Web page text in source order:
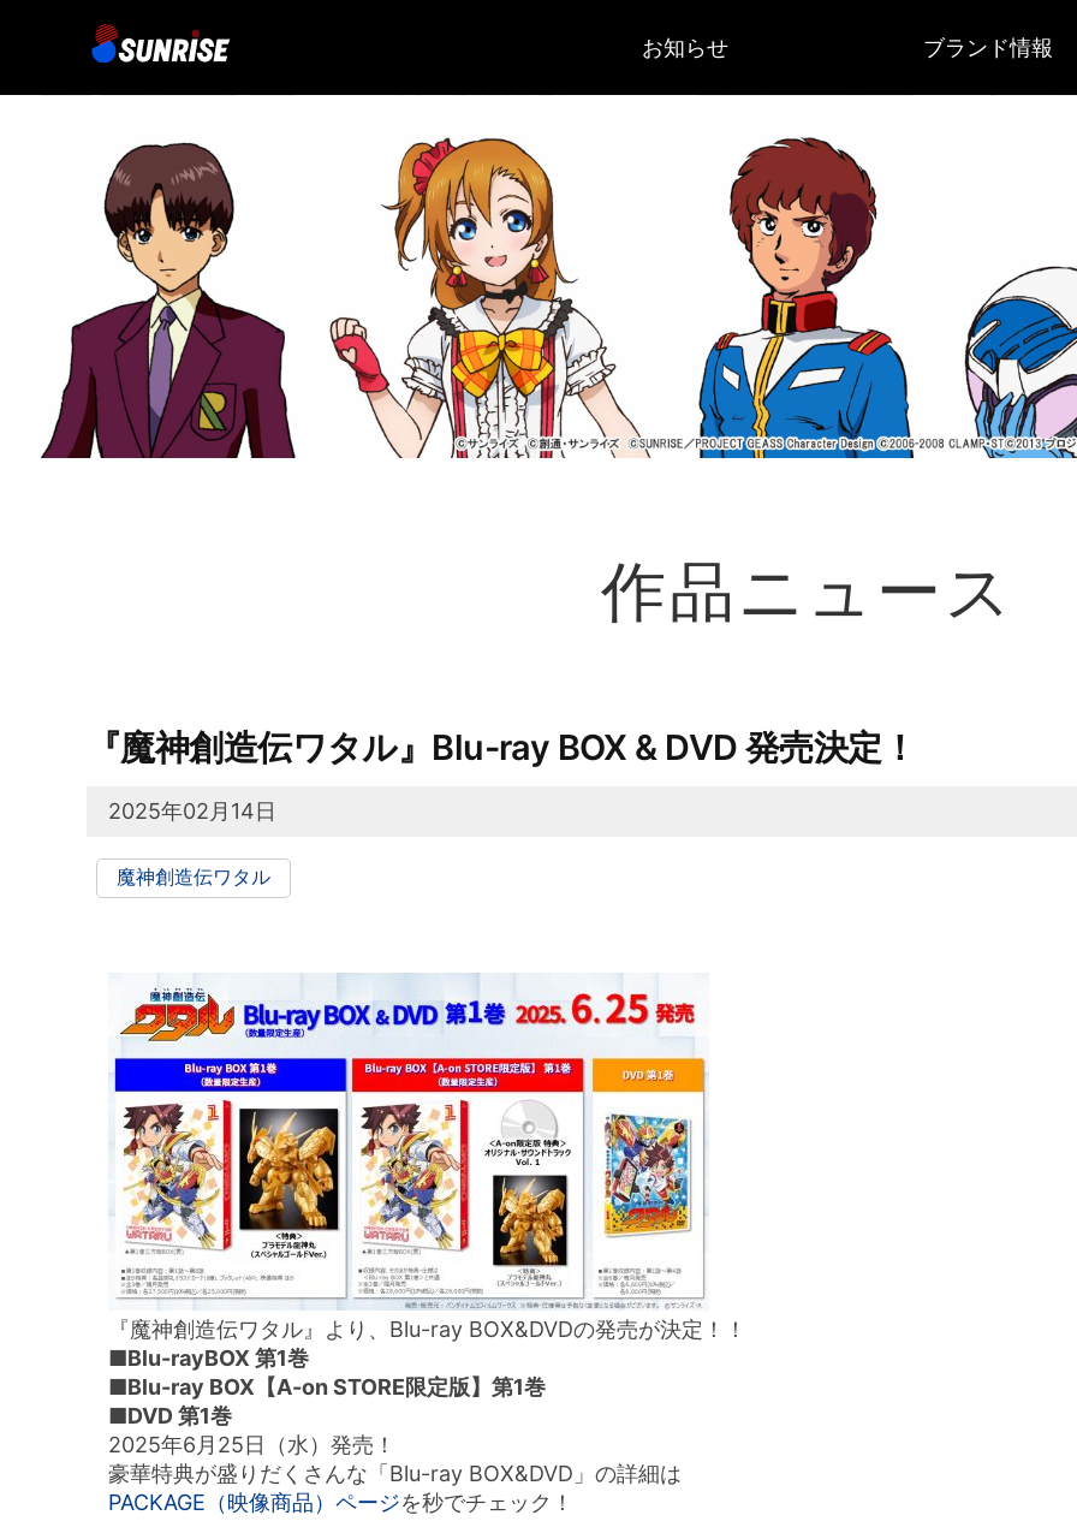
お知らせ ブランド情報
作品ニュース
『魔神創造伝ワタル』Blu-ray BOX & DVD 発売決定！
2025年02月14日
魔神創造伝ワタル
『魔神創造伝ワタル』より、Blu-ray BOX&DVDの発売が決定！！
■Blu-rayBOX 第1巻
■Blu-ray BOX【A-on STORE限定版】第1巻
■DVD 第1巻
2025年6月25日（水）発売！
豪華特典が盛りだくさんな「Blu-ray BOX&DVD」の詳細は
PACKAGE（映像商品）ページを秒でチェック！